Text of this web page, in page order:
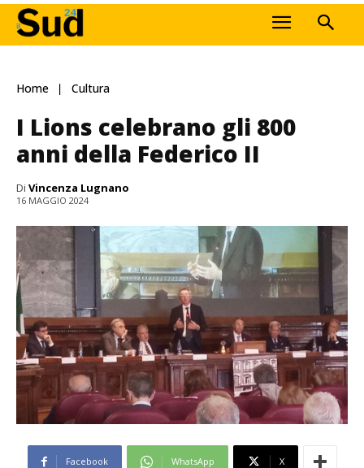
Home Cultura
I Lions celebrano gli 800
anni della Federico II
Di Vincenza Lugnano
16 MAGGIO 2024
Facebook WhatsApp X